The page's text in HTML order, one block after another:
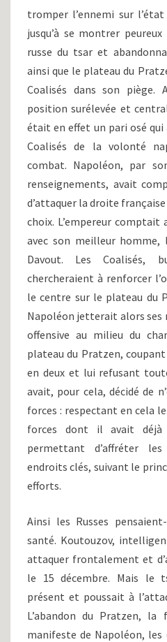
tromper l’ennemi sur
jusqu’à se montrer
russe du tsar et
ainsi que le plateau du
Coalisés dans son piège.
position surélevée et
était en effet un pari osé qui
Coalisés de la volonté
combat. Napoléon, par
renseignements, avait
d’attaquer la droite
choix. L’empereur
avec son meilleur
Davout. Les Coalisés,
chercheraient à renforcer
le centre sur le plateau du
Napoléon jetterait alors ses
offensive au milieu du
plateau du Pratzen,
en deux et lui refusant
avait, pour cela, décidé de
forces : respectant en cela
forces dont il avait
permettant d’affréter
endroits clés, suivant le
efforts.
Ainsi les Russes
santé. Koutouzov,
attaquer frontalement et
le 15 décembre. Mais le
présent et poussait à
L’abandon du Pratzen,
manifeste de Napoléon, les